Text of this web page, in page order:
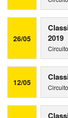
26/05
2019
12/05